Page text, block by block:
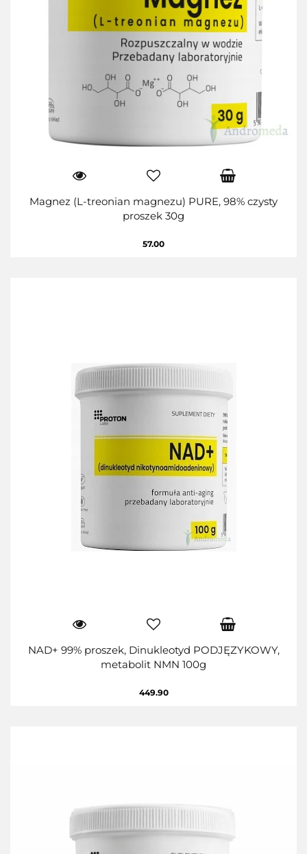
Magnez (L-treonian magnezu) PURE, 98% czysty
proszek 30g
57.00
NAD+ 99% proszek, Dinukleotyd PODJĘZYKOWY,
metabolit NMN 100g
449.90